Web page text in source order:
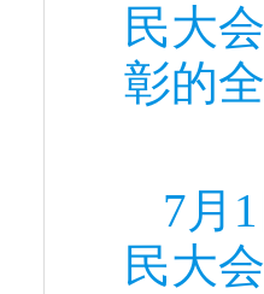
民大
彰的
7月
民大